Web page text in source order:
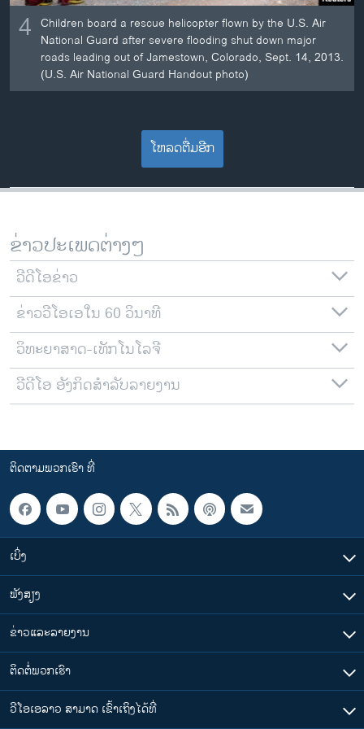
4 Children board a rescue helicopter flown by the U.S. Air
National Guard after severe flooding shut down major
roads leading out of Jamestown, Colorado, Sept. 14, 2013.
(U.S. Air National Guard Handout photo)
ໂຫລດຕື່ມອີກ
ຂ່າວປະເພດຕ່າງໆ
ວີດີໂອຂ່າວ
ຂ່າວວີໂອເອໃນ 60 ວິນາທີ
ວິທະຍາສາດ-ເທັກໂນໂລຈີ
ວີດີໂອ ອັງກິດສຳລັບລາຍງານ
ຕິດຕາມພວກເຮົາ ທີ່
ເບິ່ງ
ຟັງສຽງ
ຂ່າວແລະລາຍງານ
ຕິດຕໍ່ພວກເຮົາ
ວີໂອເອລາວ ສາມາດ ເຂົ້າເຖິງໄດ້ທີ່